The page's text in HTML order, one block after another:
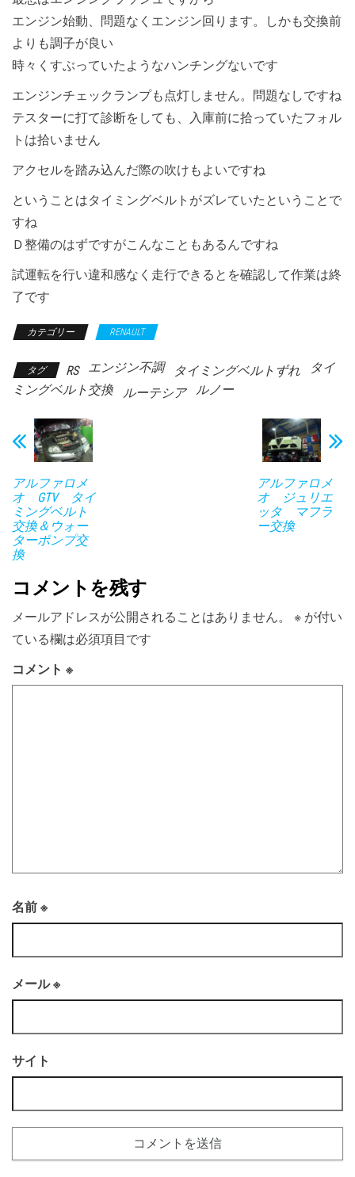
エンジン始動、問題なくエンジン回ります。しかも交換前
よりも調子が良い
時々くすぶっていたようなハンチングないです
エンジンチェックランプも点灯しません。問題なしですね
テスターに打て診断をしても、入庫前に拾っていたフォル
トは拾いません
アクセルを踏み込んだ際の吹けもよいですね
ということはタイミングベルトがズレていたということで
すね
Ｄ整備のはずですがこんなこともあるんですね
試運転を行い違和感なく走行できるとを確認して作業は終
了です
カテゴリー RENAULT
タグ RS エンジン不調 タイミングベルトずれ
タイ
ミングベルト交換
ルーテシア ルノー
アルファロメ
オ GTV タイ
ミングベルト
交換＆ウォー
ターポンプ交
換
アルファロメ
オ ジュリエ
ッタ マフラ
ー交換
コメントを残す
メールアドレスが公開されることはありません。 ※ が付い
ている欄は必須項目です
コメント ※
名前 ※
メール※
サイト